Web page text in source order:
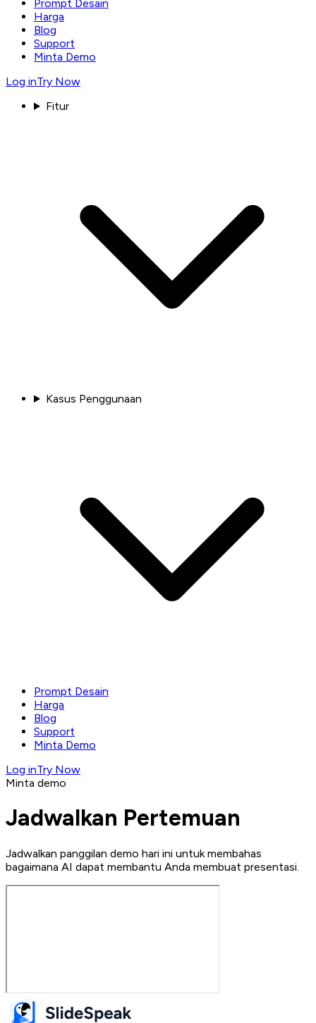
Prompt Desain
Harga
Blog
Support
Minta Demo
Log inTry Now
Fitur
Kasus Penggunaan
Prompt Desain
Harga
Blog
Support
Minta Demo
Log inTry Now
Minta demo
Jadwalkan Pertemuan
Jadwalkan panggilan demo hari ini untuk membahas
bagaimana AI dapat membantu Anda membuat presentasi.